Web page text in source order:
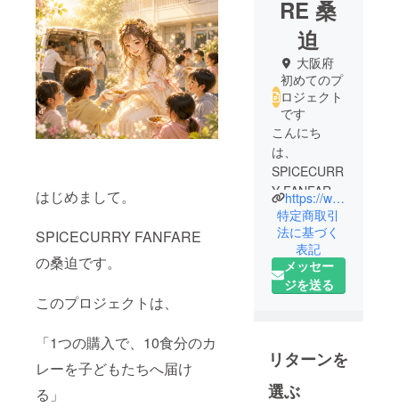
はじめまして。
SPICECURRY FANFARE
の桑迫です。
このプロジェクトは、
「1つの購入で、10食分のカ
レーを子どもたちへ届け
る」
RE 桑
迫
大阪府
初めてのプ
ロジェクト
です
こんにち
は、
SPICECURR
Y FANFARE
です。
大阪・豊中
でスパイス
カレーを
作っていま
総合優勝3度
の経験を活
かし、今回
https://www.instagram.com/spicecurry_bal_fanfare?igsh=MThvM3h0Z2tpdzVp
特定商取引
法に基づく
表記
メッセー
ジを送る
リターンを
選ぶ